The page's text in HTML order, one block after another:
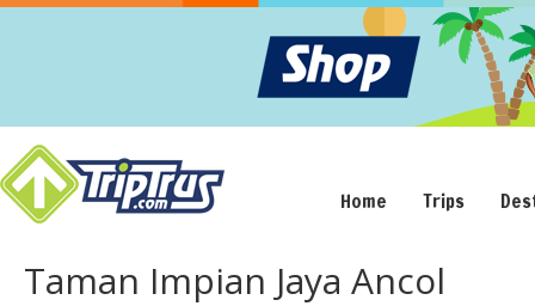
Home Trips
Taman Impian Jaya Ancol